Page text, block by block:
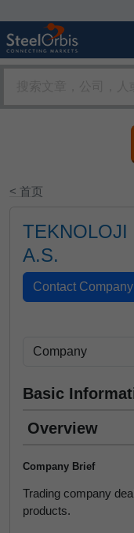
< 首页
TEKNOLOJI
A.S.
Basic
Overview
Company Brief
Trading company
products.